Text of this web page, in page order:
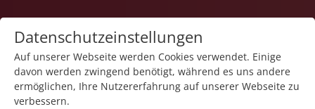
Datenschutzeinstellungen
Auf unserer Webseite werden Cookies verwendet. Einige
davon werden zwingend benötigt, während es uns andere
ermöglichen, Ihre Nutzererfahrung auf unserer Webseite zu
verbessern.